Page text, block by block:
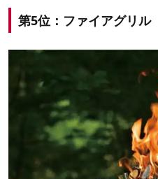
第5位：ファイアグリル